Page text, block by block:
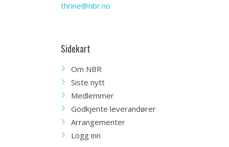
thrine@nbr.no
Sidekart
Om NBR
Siste nytt
Medlemmer
Godkjente leverandører
Arrangementer
Logg inn